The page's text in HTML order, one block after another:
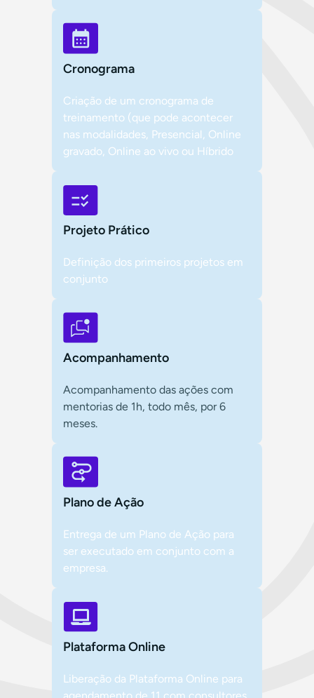
Cronograma
Criação de um cronograma de
treinamento (que pode acontecer
nas modalidades, Presencial, Online
gravado, Online ao vivo ou Híbrido
Projeto Prático
Definição dos primeiros projetos em
conjunto
Acompanhamento
Acompanhamento das ações com
mentorias de 1h, todo mês, por 6
meses.
Plano de Ação
Entrega de um Plano de Ação para
ser executado em conjunto com a
empresa.
Plataforma Online
Liberação da Plataforma Online para
agendamento de 11 com consultores